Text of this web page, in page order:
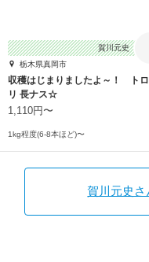
賀川元史
栃木県真岡市
収穫はじまりましたよ～！ トロ
リ 長ナス☆
1,110円〜
1kg程度(6-8本ほど)〜
賀川元史さ